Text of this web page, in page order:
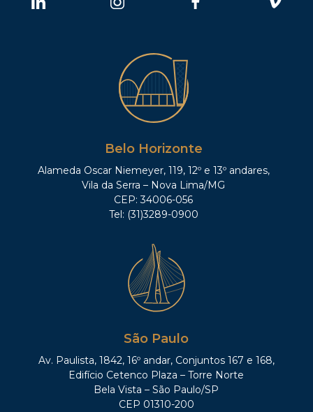
Belo Horizonte
Alameda Oscar Niemeyer, 119, 12º e 13º andares,
Vila da Serra – Nova Lima/MG
CEP: 34006-056
Tel: (31)3289-0900
São Paulo
Av. Paulista, 1842, 16º andar, Conjuntos 167 e 168,
Edifício Cetenco Plaza – Torre Norte
Bela Vista – São Paulo/SP
CEP 01310-200